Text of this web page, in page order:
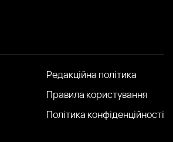
Редакційна політика
Правила користування
Політика конфіденційності